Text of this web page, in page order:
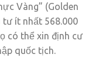
Vàng” (Golden
ít nhất 568.000
có thể xin định cư
quốc tịch.